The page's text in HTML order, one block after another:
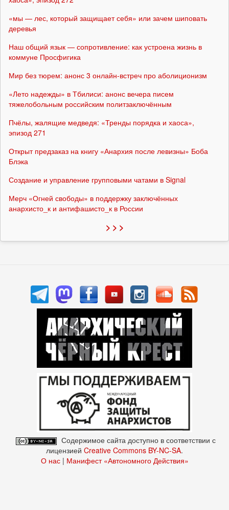
«мы — лес, который защищает себя» или зачем шиповать
деревья
Наш общий язык — сопротивление: как устроена жизнь в
коммуне Просфигика
Мир без тюрем: анонс 3 онлайн-встреч про аболиционизм
«Лето надежды» в Тбилиси: анонс вечера писем
тяжелобольным российским политзаключённым
Пчёлы, жалящие медведя: «Тренды порядка и хаоса»,
эпизод 271
Открыт предзаказ на книгу «Анархия после левизны» Боба
Блэка
Создание и управление групповыми чатами в Signal
Мерч «Огней свободы» в поддержку заключённых
анархисто_к и антифашисто_к в России
> > >
Содержимое сайта доступно в соответствии с
лицензией Creative Commons BY-NC-SA.
О нас| Манифест «Автономного Действия»